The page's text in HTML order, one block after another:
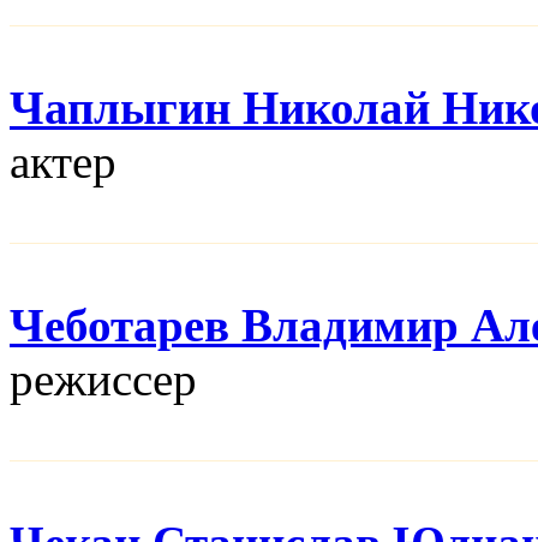
Чаплыгин Николай
актер
Чеботарев Владимир
режисcер